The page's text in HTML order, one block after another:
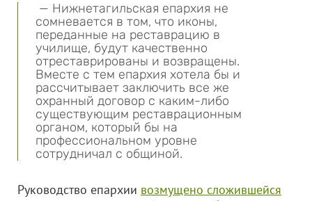
— Нижнетагильская епархия не
сомневается в том, что иконы,
переданные на реставрацию в
училище, будут качественно
отреставрированы и возвращены.
Вместе с тем епархия хотела бы и
рассчитывает заключить все же
охранный договор с каким-либо
существующим реставрационным
органом, который бы на
профессиональном уровне
сотрудничал с общиной.
Руководство епархии возмущено сложившейся